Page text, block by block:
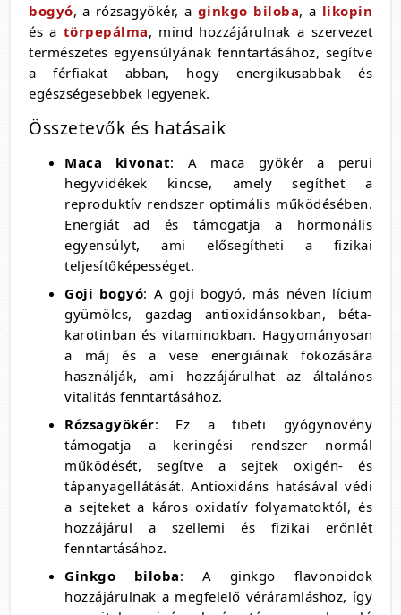
bogyó, a rózsagyökér, a ginkgo biloba, a likopin
és a törpepálma, mind hozzájárulnak a szervezet
természetes egyensúlyának fenntartásához, segítve
a férfiakat abban, hogy energikusabbak és
egészségesebbek legyenek.
Összetevők és hatásaik
Maca kivonat: A maca gyökér a perui
hegyvidékek kincse, amely segíthet a
reproduktív rendszer optimális működésében.
Energiát ad és támogatja a hormonális
egyensúlyt, ami elősegítheti a fizikai
teljesítőképességet.
Goji bogyó: A goji bogyó, más néven lícium
gyümölcs, gazdag antioxidánsokban, béta-
karotinban és vitaminokban. Hagyományosan
a máj és a vese energiáinak fokozására
használják, ami hozzájárulhat az általános
vitalitás fenntartásához.
Rózsagyökér: Ez a tibeti gyógynövény
támogatja a keringési rendszer normál
működését, segítve a sejtek oxigén- és
tápanyagellátását. Antioxidáns hatásával védi
a sejteket a káros oxidatív folyamatoktól, és
hozzájárul a szellemi és fizikai erőnlét
fenntartásához.
Ginkgo biloba: A ginkgo flavonoidok
hozzájárulnak a megfelelő véráramláshoz, így